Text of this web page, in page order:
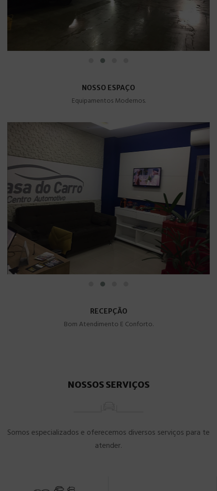
NOSSO ESPAÇO
Equipamentos Modernos.
RECEPÇÃO
Bom Atendimento E Conforto.
NOSSOS SERVIÇOS
Somos especializados e oferecemos diversos serviços para te
atender.